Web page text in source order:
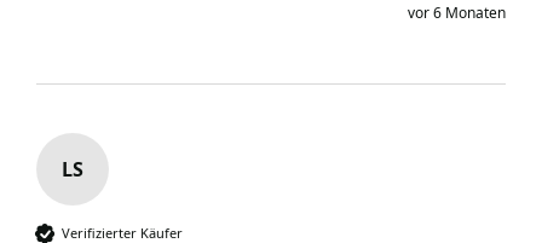
vor 6 Monaten
LS
Verifizierter Käufer